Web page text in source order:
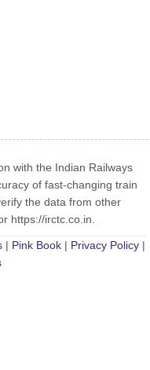
with the Indian Railways
of fast-changing train
the data from other
https://irctc.co.in.
| Pink Book | Privacy Policy |